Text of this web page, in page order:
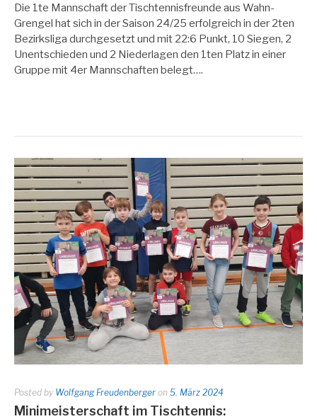
Die 1te Mannschaft der Tischtennisfreunde aus Wahn-
Grengel hat sich in der Saison 24/25 erfolgreich in der 2ten
Bezirksliga durchgesetzt und mit 22:6 Punkt, 10 Siegen, 2
Unentschieden und 2 Niederlagen den 1ten Platz in einer
Gruppe mit 4er Mannschaften belegt….
Posted by Wolfgang Freudenberger on 5. März 2024
Minimeisterschaft im Tischtennis: